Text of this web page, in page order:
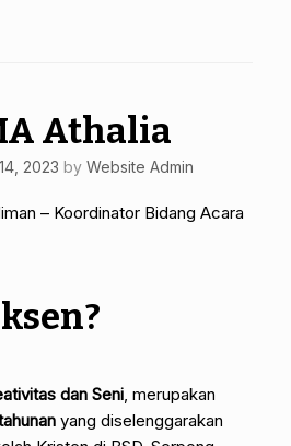
Athalia
2023 by Website Admin
– Koordinator Bidang Acara
dan Seni, merupakan
yang diselenggarakan